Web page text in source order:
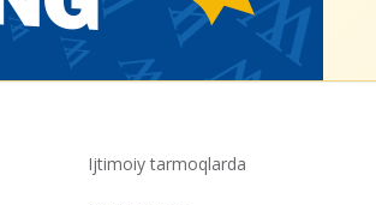
Ijtimoiy tarmoqlarda